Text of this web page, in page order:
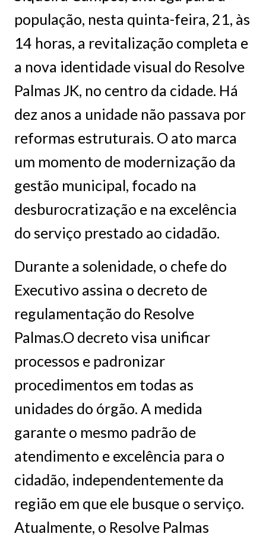
população, nesta quinta-feira, 21, às
14 horas, a revitalização completa e
a nova identidade visual do Resolve
Palmas JK, no centro da cidade. Há
dez anos a unidade não passava por
reformas estruturais. O ato marca
um momento de modernização da
gestão municipal, focado na
desburocratização e na excelência
do serviço prestado ao cidadão.
Durante a solenidade, o chefe do
Executivo assina o decreto de
regulamentação do Resolve
Palmas.O decreto visa unificar
processos e padronizar
procedimentos em todas as
unidades do órgão. A medida
garante o mesmo padrão de
atendimento e excelência para o
cidadão, independentemente da
região em que ele busque o serviço.
Atualmente, o Resolve Palmas